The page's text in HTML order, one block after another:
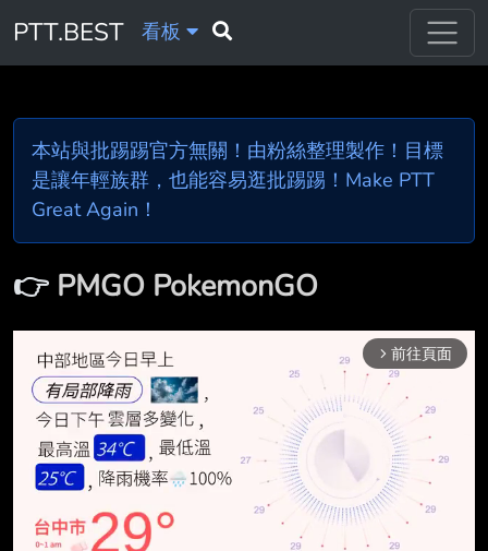
PTT.BEST 看板
本站與批踢踢官方無關！由粉絲整理製作！目標
是讓年輕族群，也能容易逛批踢踢！Make PTT
Great Again！
👉 PMGO PokemonGO
arrow_forward_ios 前往頁面